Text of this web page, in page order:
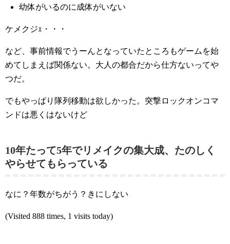
幼体がいるのに成体がいない
ケメクジｪ・・・
など、事前情報でうーんとなっていたところもゲームを始
めてしまえば関係ない。大人の都合だから仕方ないってや
つだ。
でもやっぱり隊列移動は欲しかった。突撃ロックオンコマ
ンドは悪くはないけど
10年たって5年でリメイクの集大成、たのしく
やらせてもらっている
なに？年数がちがう？きにしない
(Visited 888 times, 1 visits today)